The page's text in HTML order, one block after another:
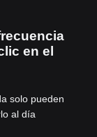
en el
solo pueden
al día